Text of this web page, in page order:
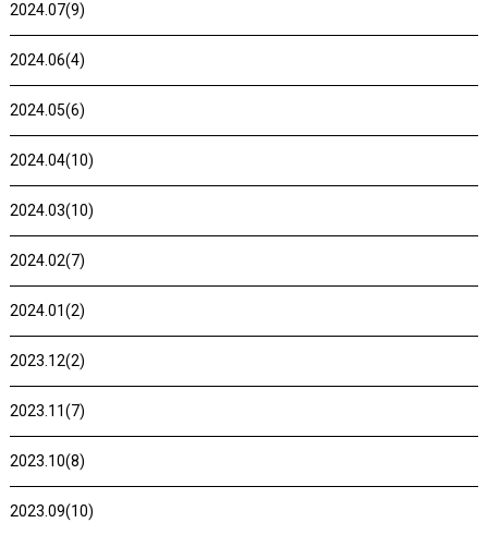
2024.07(9)
2024.06(4)
2024.05(6)
2024.04(10)
2024.03(10)
2024.02(7)
2024.01(2)
2023.12(2)
2023.11(7)
2023.10(8)
2023.09(10)